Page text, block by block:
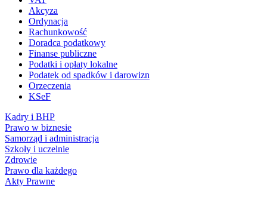
Akcyza
Ordynacja
Rachunkowość
Doradca podatkowy
Finanse publiczne
Podatki i opłaty lokalne
Podatek od spadków i darowizn
Orzeczenia
KSeF
Kadry i BHP
Prawo w biznesie
Samorząd i administracja
Szkoły i uczelnie
Zdrowie
Prawo dla każdego
Akty Prawne